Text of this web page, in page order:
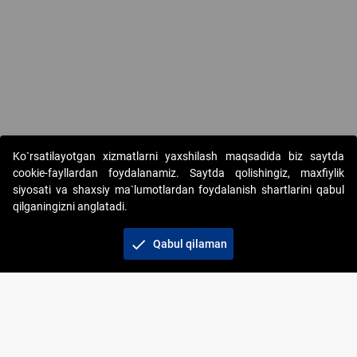
Copyright © 2017-2026. "Elektron onlayn-auksionlarni
tashkil etish" AJ. Barcha huquqlar himoyalangan
Ko`rsatilayotgan xizmatlarni yaxshilash maqsadida biz saytda
cookie-fayllardan foydalanamiz. Saytda qolishingiz, maxfiylik
siyosati va shaxsiy ma`lumotlardan foydalanish shartlarini qabul
qilganingizni anglatadi.
check Qabul qilaman